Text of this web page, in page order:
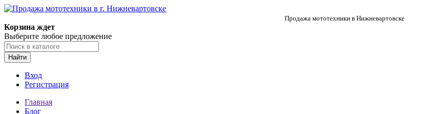
Продажа мототехники в Нижневартовске
Корзина ждет
Выберите любое предложение
Найти
Вход
Регистрация
Главная
Блог